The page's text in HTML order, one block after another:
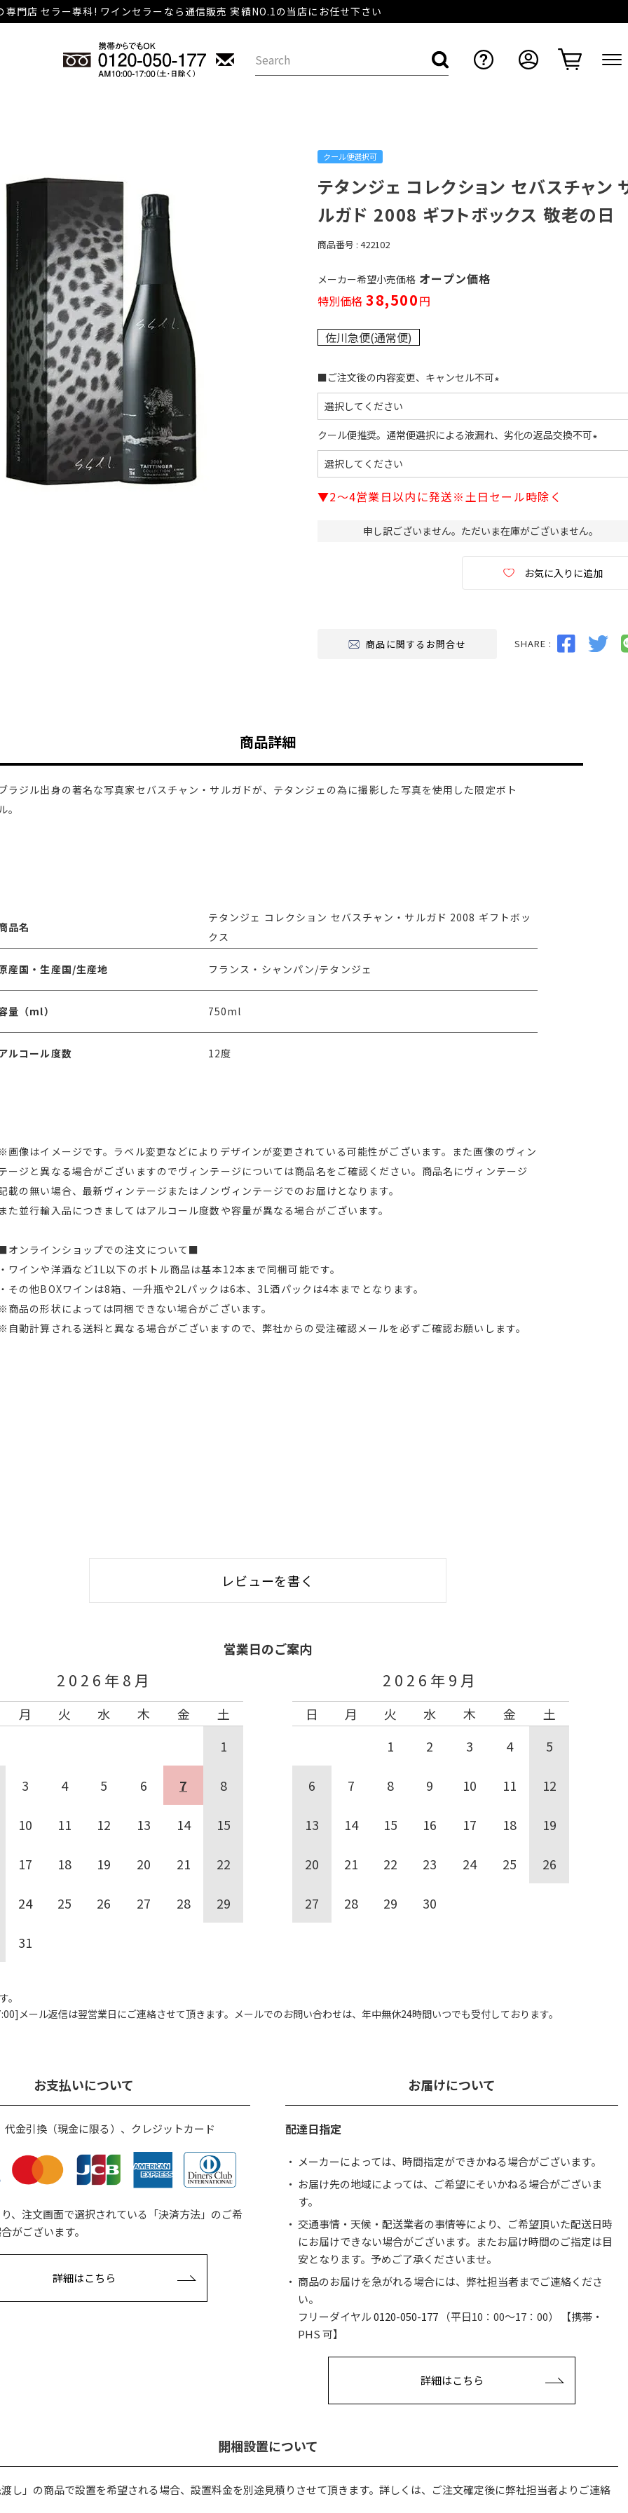
専門店 セラー専科! ワインセラーなら通信販売 実績NO.1の当店にお任せ下さい
クール便選択可
テタンジェ コレクション セバスチャン
ルガド 2008 ギフトボックス 敬老の日
商品番号 422102
メーカー希望小売価格 オープン価格
特別価格 38,500
佐川急便(通常便)
■ご注文後の内容変更、キャンセル不可
)
クール便推奨。通常便選択による液漏れ、劣化の返品交換不可
▼2～4営業日以内に発送※土日セール時除く
申し訳ございません。ただいま在庫がございません。
お気に入りに追加
商品に関するお問合せ SHARE :
商品詳細
ラジル出身の著名な写真家セバスチャン・サルガドが、テタンジェの為に撮影した写真を使用した限定ボト
。
品名
テタンジェ コレクション セバスチャン・サルガド 2008 ギフトボッ
クス
産国・生産国/生産地 フランス・シャンパン/テタンジェ
量（ml） 750ml
ルコール度数 12度
画像はイメージです。ラベル変更などによりデザインが変更されている可能性がございます。また画像のヴィン
ージと異なる場合がございますのでヴィンテージについては商品名をご確認ください。商品名にヴィンテージ
載の無い場合、最新ヴィンテージまたはノンヴィンテージでのお届けとなります。
た並行輸入品につきましてはアルコール度数や容量が異なる場合がございます。
オンラインショップでの注文について■
ワインや洋酒など1L以下のボトル商品は基本12本まで同梱可能です。
その他BOXワインは8箱、一升瓶や2Lパックは6本、3L酒パックは4本までとなります。
商品の形状によっては同梱できない場合がございます。
自動計算される送料と異なる場合がございますので、弊社からの受注確認メールを必ずご確認お願いします。
レビューを書く
営業日のご案内
2026年8月
月 火 水 木 金
土
1
3 4 5 6 7 8
10 11 12 13 14 15
17 18 19 20 21 22
24 25 26 27 28 29
31
2026年9月
日 月 火 水 木 金
土
1
2 3 4 5
6 7 8 9 10 11 12
13 14 15 16 17 18 19
20 21 22 23 24 25 26
27 28 29 30
。
メール返信は翌営業日にご連絡させて頂きます。 メールでのお問い合わせは、 年中無休24時間いつでも受付しております。
お支払いについて
代金引換（現金に限る）、クレジットカード
、注文画面で選択されている「決済方法」のご希
がございます。
詳細はこちら
お届けについて
配達日指定
メーカーによっては、時間指定ができかねる場合がございます。
お届け先の地域によっては、ご希望にそいかねる場合がございま
す。
交通事情・天候・配送業者の事情等により、ご希望頂いた配送日時
にお届けできない場合がございます。またお届け時間のご指定は目
安となります。予めご了承くださいませ。
商品のお届けを急がれる場合には、弊社担当者までご連絡くださ
い。
フリーダイヤル0120-050-177 （平日10：00〜17：00） 【携帯・
PHS 可】
詳細はこちら
開梱設置について
し」の商品で設置を希望される場合、設置料金を別途見積りさせて頂きます。詳しくは、ご注文確定後に弊社担当者よりご連絡